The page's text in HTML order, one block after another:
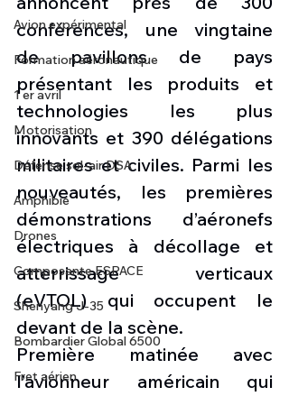
Avion expérimental
Formation aéronautique
1 er avril
Motorisation
Défense sol-air DSA
Amphibie
Drones
Composante ESPACE
Shenyang J-35
Bombardier Global 6500
Fret aérien
conférences, une vingtaine
de pavillons de pays
présentant les produits et
technologies les plus
innovants et 390 délégations
militaires et civiles. Parmi les
nouveautés, les premières
démonstrations d’aéronefs
électriques à décollage et
atterrissage verticaux
(eVTOL) qui occupent le
devant de la scène.
Première matinée avec
l’avionneur américain qui